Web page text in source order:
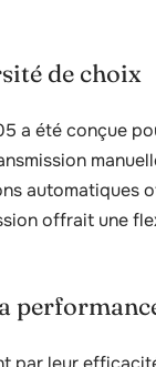
de choix
a été conçue
offrait une